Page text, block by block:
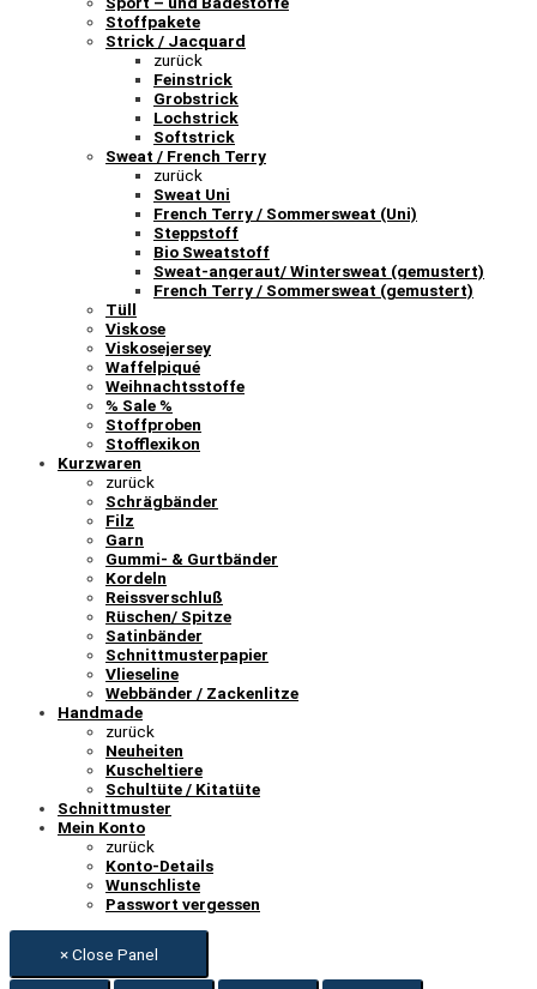
Stoffpakete
Strick / Jacquard
zurück
Feinstrick
Grobstrick
Lochstrick
Softstrick
Sweat / French Terry
zurück
Sweat Uni
French Terry / Sommersweat (Uni)
Steppstoff
Bio Sweatstoff
Sweat-angeraut/ Wintersweat (gemustert)
French Terry / Sommersweat (gemustert)
Tüll
Viskose
Viskosejersey
Waffelpiqué
Weihnachtsstoffe
% Sale %
Stoffproben
Stofflexikon
Kurzwaren
zurück
Schrägbänder
Filz
Garn
Gummi- & Gurtbänder
Kordeln
Reissverschluß
Rüschen/ Spitze
Satinbänder
Schnittmusterpapier
Vlieseline
Webbänder / Zackenlitze
Handmade
zurück
Neuheiten
Kuscheltiere
Schultüte / Kitatüte
Schnittmuster
Mein Konto
zurück
Konto-Details
Wunschliste
Passwort vergessen
× Close Panel